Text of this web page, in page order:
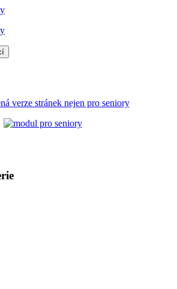
verze stránek nejen pro seniory